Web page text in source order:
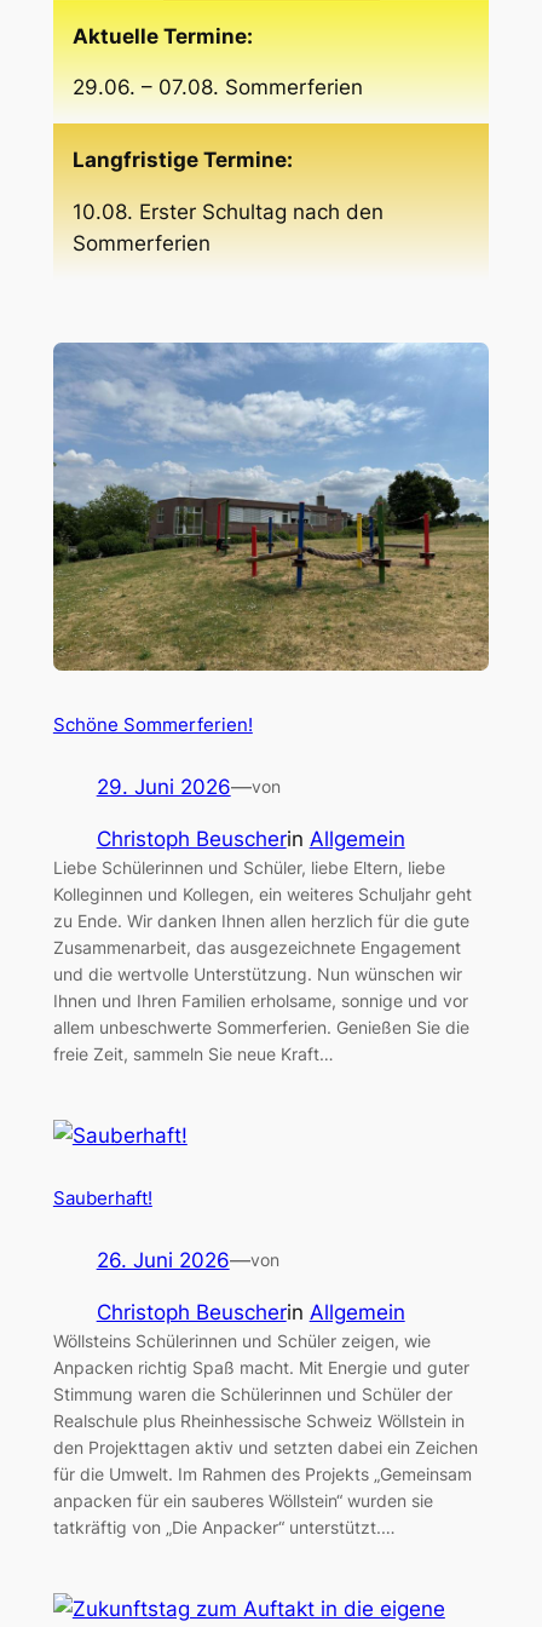
Aktuelle Termine:
29.06. – 07.08. Sommerferien
Langfristige Termine:
10.08. Erster Schultag nach den
Sommerferien
Schöne Sommerferien!
29. Juni 2026—von
Christoph Beuscherin Allgemein
Liebe Schülerinnen und Schüler, liebe Eltern, liebe
Kolleginnen und Kollegen, ein weiteres Schuljahr geht
zu Ende. Wir danken Ihnen allen herzlich für die gute
Zusammenarbeit, das ausgezeichnete Engagement
und die wertvolle Unterstützung. Nun wünschen wir
Ihnen und Ihren Familien erholsame, sonnige und vor
allem unbeschwerte Sommerferien. Genießen Sie die
freie Zeit, sammeln Sie neue Kraft…
Sauberhaft!
26. Juni 2026—von
Christoph Beuscherin Allgemein
Wöllsteins Schülerinnen und Schüler zeigen, wie
Anpacken richtig Spaß macht. Mit Energie und guter
Stimmung waren die Schülerinnen und Schüler der
Realschule plus Rheinhessische Schweiz Wöllstein in
den Projekttagen aktiv und setzten dabei ein Zeichen
für die Umwelt. Im Rahmen des Projekts „Gemeinsam
anpacken für ein sauberes Wöllstein“ wurden sie
tatkräftig von „Die Anpacker“ unterstützt.…